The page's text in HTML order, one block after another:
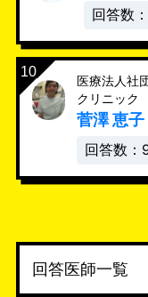
回答数
医療法人社
クリニック
菅澤 恵子
回答数：
回答医師一覧